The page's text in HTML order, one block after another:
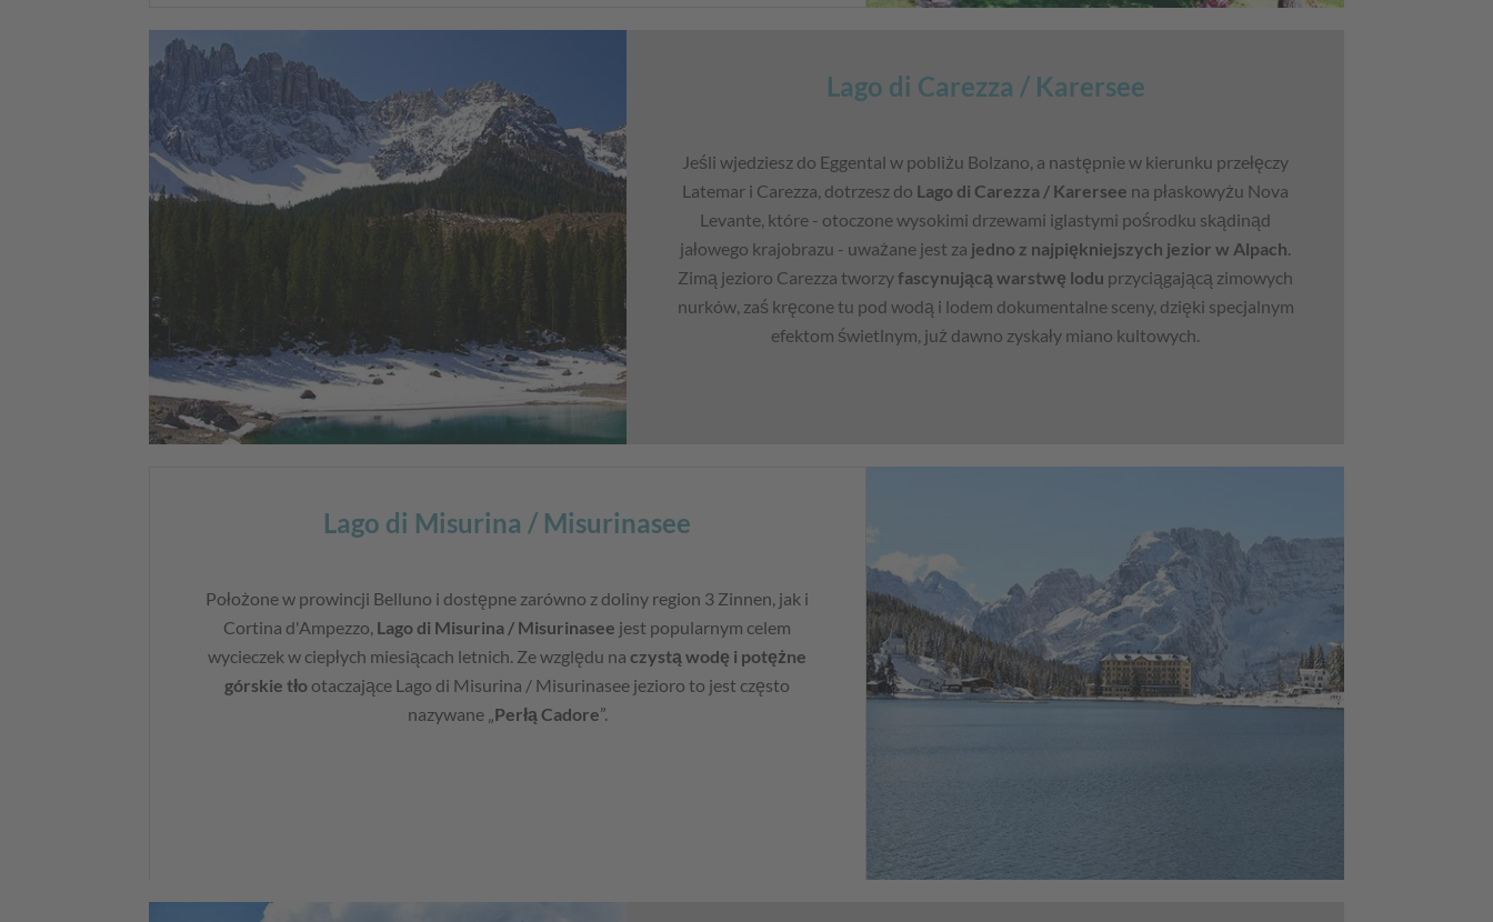
Lago di Carezza / Karersee
Jeśli wjedziesz do Eggental w pobliżu Bolzano, a następnie w kierunku przełęczy
Latemar i Carezza, dotrzesz do Lago di Carezza / Karersee na płaskowyżu Nova
Levante, które - otoczone wysokimi drzewami iglastymi pośrodku skądinąd
jałowego krajobrazu - uważane jest za jedno z najpiękniejszych jezior w Alpach.
Zimą jezioro Carezza tworzyfascynującą warstwę lodu przyciągającą zimowych
nurków, zaś kręcone tu pod wodą i lodem dokumentalne sceny, dzięki specjalnym
efektom świetlnym, już dawno zyskały miano kultowych.
Lago di Misurina / Misurinasee
Położone w prowincji Belluno i dostępne zarówno z doliny region 3 Zinnen, jak i
Cortina d'Ampezzo, Lago di Misurina / Misurinasee jest popularnym celem
wycieczek w ciepłych miesiącach letnich. Ze względu naczystą wodę i potężne
górskie tło otaczające Lago di Misurina / Misurinasee jezioro to jest często
nazywane „ Perłą Cadore”.